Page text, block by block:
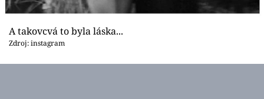
A takovcvá to byla láska...
Zdroj: instagram